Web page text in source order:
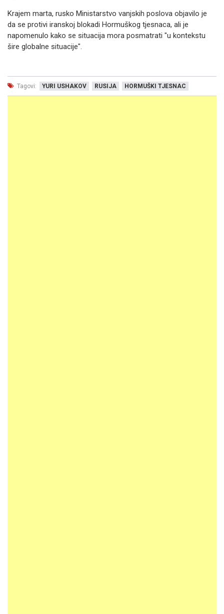
Krajem marta, rusko Ministarstvo vanjskih poslova objavilo je
da se protivi iranskoj blokadi Hormuškog tjesnaca, ali je
napomenulo kako se situacija mora posmatrati "u kontekstu
šire globalne situacije".
Tagovi: YURI USHAKOV RUSIJA HORMUŠKI TJESNAC